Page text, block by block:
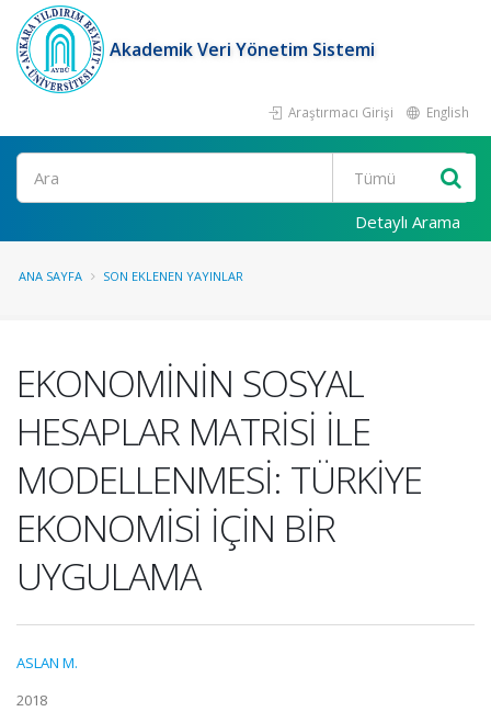
Akademik Veri Yönetim Sistemi
Araştırmacı Girişi English
Ara
Detaylı Arama
ANA SAYFA SON EKLENEN YAYINLAR
EKONOMİNİN SOSYAL
HESAPLAR MATRİSİ İLE
MODELLENMESİ: TÜRKİYE
EKONOMİSİ İÇİN BİR
UYGULAMA
ASLAN M.
2018